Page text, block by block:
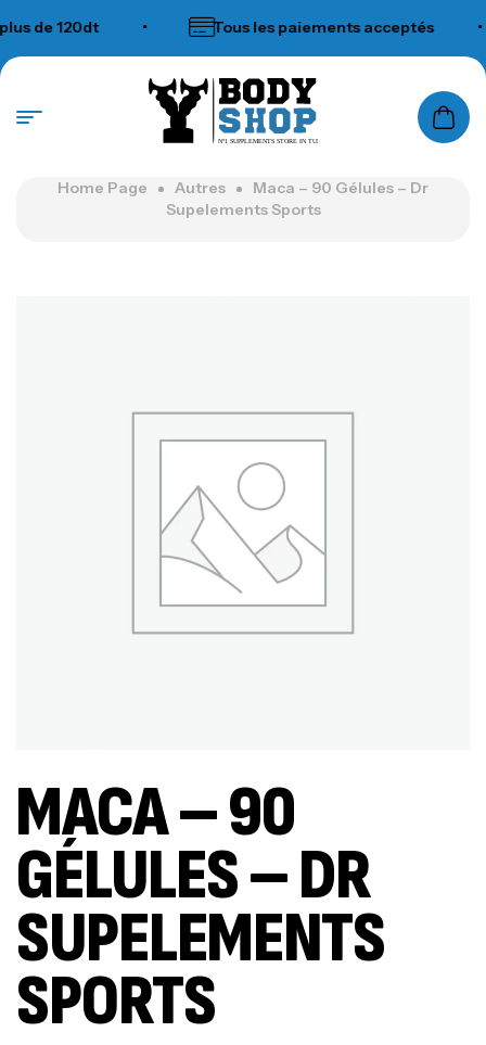
de 120dt Tous les paiements acceptés
N°1 SUPPLEMENTS STORE IN TUNISIA
Home Page Autres
Maca – 90 Gélules – Dr
Supelements Sports
MACA – 90
GÉLULES – DR
SUPELEMENTS
SPORTS